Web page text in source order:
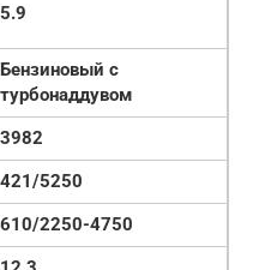
5.9
Бензиновый c
турбонаддувом
3982
421/5250
610/2250-4750